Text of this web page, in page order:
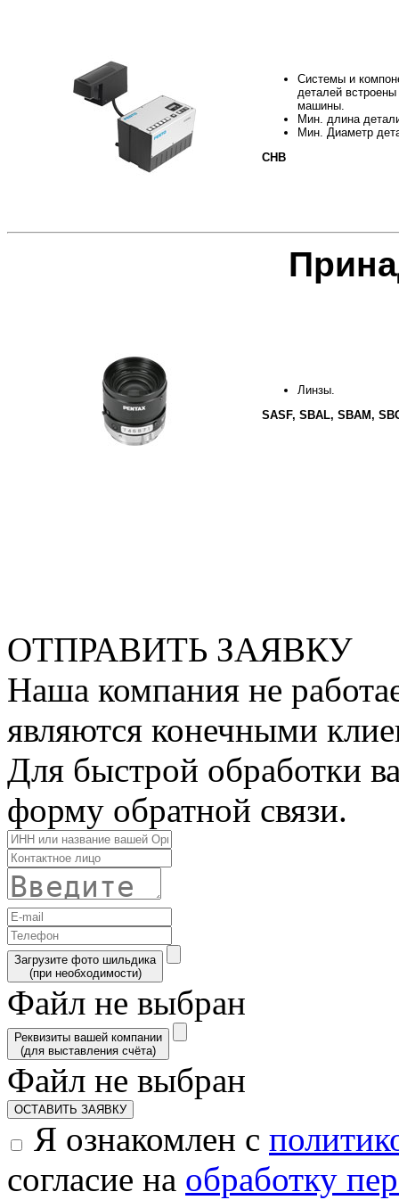
Системы и
деталей
машины.
Мин. длина
Мин. Диаметр
CHB
Линзы.
SASF, SBAL, SBAM,
ОТПРАВИТЬ ЗАЯВКУ
Наша компания не
являются конечными
Для быстрой обработки
форму обратной связи.
Загрузите фото шильдика
(при необходимости)
Файл не выбран
Реквизиты вашей компании
(для выставления счёта)
Файл не выбран
ОСТАВИТЬ ЗАЯВКУ
Я ознакомлен с
согласие на обработку